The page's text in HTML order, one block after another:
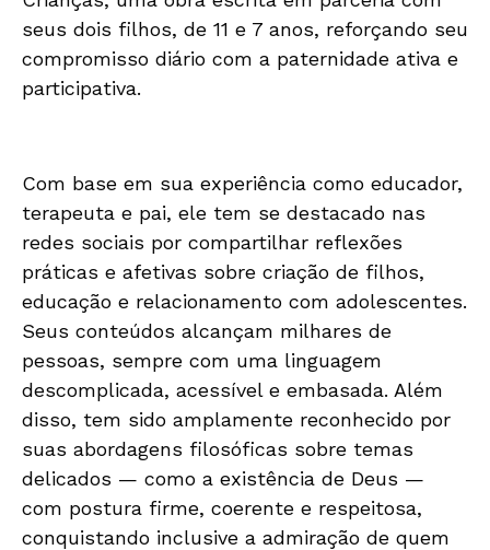
seus dois filhos, de 11 e 7 anos, reforçando seu
compromisso diário com a paternidade ativa e
participativa.
Com base em sua experiência como educador,
terapeuta e pai, ele tem se destacado nas
redes sociais por compartilhar reflexões
práticas e afetivas sobre criação de filhos,
educação e relacionamento com adolescentes.
Seus conteúdos alcançam milhares de
pessoas, sempre com uma linguagem
descomplicada, acessível e embasada. Além
disso, tem sido amplamente reconhecido por
suas abordagens filosóficas sobre temas
delicados — como a existência de Deus —
com postura firme, coerente e respeitosa,
conquistando inclusive a admiração de quem